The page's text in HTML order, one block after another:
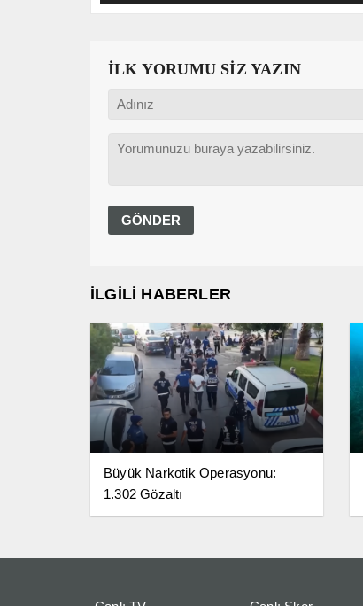
İLK YORUMU SİZ YAZIN
İLGİLİ HABERLER
Büyük Narkotik Operasyonu:
1.302 Gözaltı